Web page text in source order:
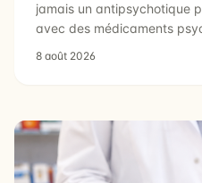
jamais un antipsychotique
avec des médicaments
leurs effets ou leurs
8 août 2026